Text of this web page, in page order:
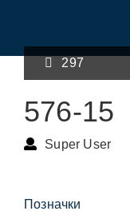
297
576-15
Super User
Позначки